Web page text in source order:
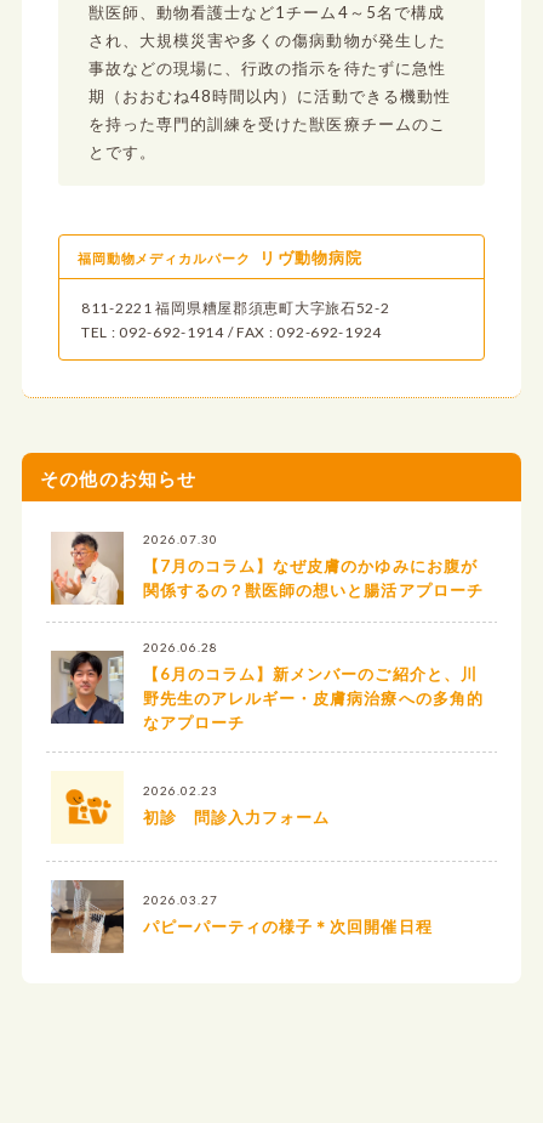
獣医師、動物看護士など1チーム4～5名で構成
され、大規模災害や多くの傷病動物が発生した
事故などの現場に、行政の指示を待たずに急性
期（おおむね48時間以内）に活動できる機動性
を持った専門的訓練を受けた獣医療チームのこ
とです。
福岡動物メディカルパーク リヴ動物病院
811-2221 福岡県糟屋郡須恵町大字旅石52-2
TEL : 092-692-1914 / FAX : 092-692-1924
その他のお知らせ
2026.07.30
【7月のコラム】なぜ皮膚のかゆみにお腹が
関係するの？獣医師の想いと腸活アプローチ
2026.06.28
【6月のコラム】新メンバーのご紹介と、川
野先生のアレルギー・皮膚病治療への多角的
なアプローチ
2026.02.23
初診 問診入力フォーム
2026.03.27
パピーパーティの様子＊次回開催日程